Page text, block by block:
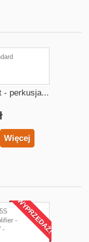
- perkusja...
Więcej
WYPRZEDAŻ!